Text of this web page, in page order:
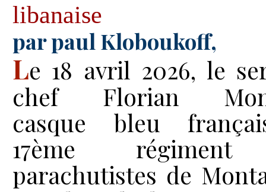
libanaise
par paul Kloboukoff,
Le 18 avril 2026, le
chef Florian
casque bleu
17ème régiment
parachutistes de